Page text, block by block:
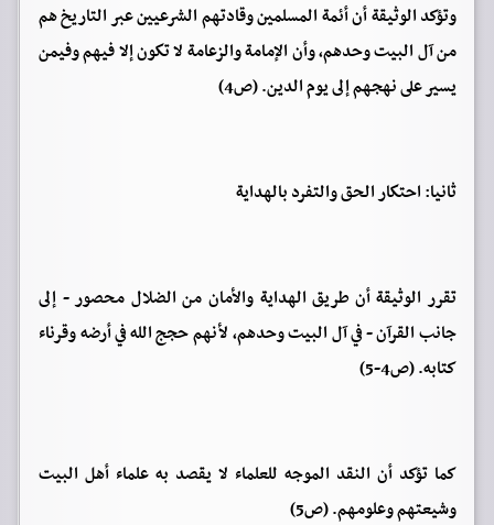
وتؤكد الوثيقة أن أئمة المسلمين وقادتهم الشرعيين عبر التاريخ هم
من آل البيت وحدهم، وأن الإمامة والزعامة لا تكون إلا فيهم وفيمن
يسير على نهجهم إلى يوم الدين. (ص4)
ثانيا: احتكار الحق والتفرد بالهداية
تقرر الوثيقة أن طريق الهداية والأمان من الضلال محصور - إلى
جانب القرآن - في آل البيت وحدهم، لأنهم حجج الله في أرضه وقرناء
كتابه. (ص4-5)
كما تؤكد أن النقد الموجه للعلماء لا يقصد به علماء أهل البيت
وشيعتهم وعلومهم. (ص5)